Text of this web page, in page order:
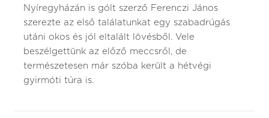
Nyíregyházán is gólt szerző Ferenczi János
szerezte az első találatunkat egy szabadrúgás
utáni okos és jól eltalált lövésből. Vele
beszélgettünk az előző meccsről, de
természetesen már szóba került a hétvégi
gyirmóti túra is.